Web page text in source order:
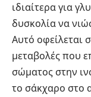
ιδιαίτερα για
δυσκολία να
Αυτό οφείλεται
μεταβολές που
σώματος στην
το σάκχαρο στο